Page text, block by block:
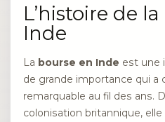
L’histoire de
Inde
La bourse en Inde est une
de grande importance qui a
remarquable au fil des ans.
colonisation britannique, elle